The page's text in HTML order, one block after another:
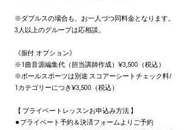
※ダブルスの場合も、お一人づつ同料金となります。
3人以上のグループは応相談。
《振付 オプション》
※1曲音源編集代（担当講師作成）¥3,500（税込）
※ポールスポーツは別途 スコアーシートチェック料/
1カテゴリーにつき¥3,500（税込）
【 プライベートレッスンお申込み方法 】
⚫︎プライベート予約＆決済フォームよりご予約